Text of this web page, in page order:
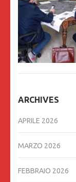
ARCHIVES
APRILE 2026
MARZO 2026
FEBBRAIO 2026